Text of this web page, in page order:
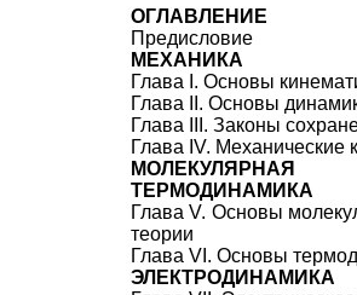
ОГЛАВЛЕНИЕ
Предисловие
МЕХАНИКА
Глава I. Основы
Глава II. Основы
Глава III. Законы
Глава IV. Механические
ТЕРМОДИНАМИКА
Глава V. Основы
теории
Глава VI. Основы
ЭЛЕКТРОДИНАМИКА